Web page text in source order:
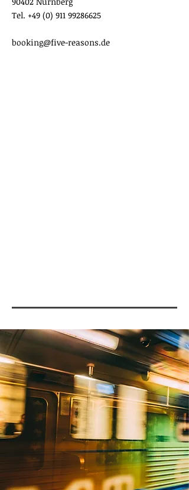
Tel. +49 (0) 911 99286625
booking@five-reasons.de